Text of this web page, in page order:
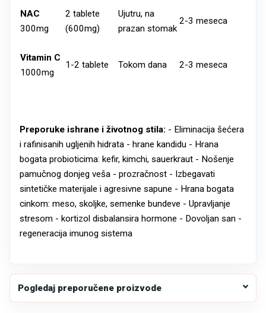
NAC
300mg
2 tablete
(600mg)
Ujutru, na
prazan stomak
2-3 meseca
Vitamin C
1000mg
1-2 tablete Tokom dana 2-3 meseca
Preporuke ishrane i životnog stila: - Eliminacija šećera
i rafinisanih ugljenih hidrata - hrane kandidu - Hrana
bogata probioticima: kefir, kimchi, sauerkraut - Nošenje
pamučnog donjeg veša - prozračnost - Izbegavati
sintetičke materijale i agresivne sapune - Hrana bogata
cinkom: meso, skoljke, semenke bundeve - Upravljanje
stresom - kortizol disbalansira hormone - Dovoljan san -
regeneracija imunog sistema
Pogledaj preporučene proizvode